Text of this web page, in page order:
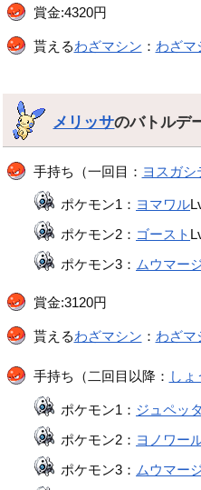
賞金:4320円
貰えるわざマシン ： わざマ
メリッサのバトルデ
手持ち（一回目： ヨスガシ
ポケモン1： ヨマワル
ポケモン2： ゴースト
ポケモン3： ムウマー
賞金:3120円
貰えるわざマシン ： わざマ
手持ち（二回目以降： しょ
ポケモン1： ジュペッタ
ポケモン2： ヨノワー
ポケモン3： ムウマー